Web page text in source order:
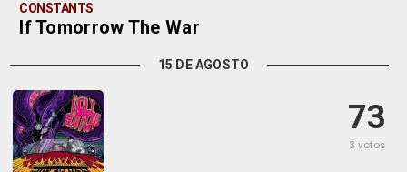
CONSTANTS
If Tomorrow The War
15 DE AGOSTO
73
3 votos